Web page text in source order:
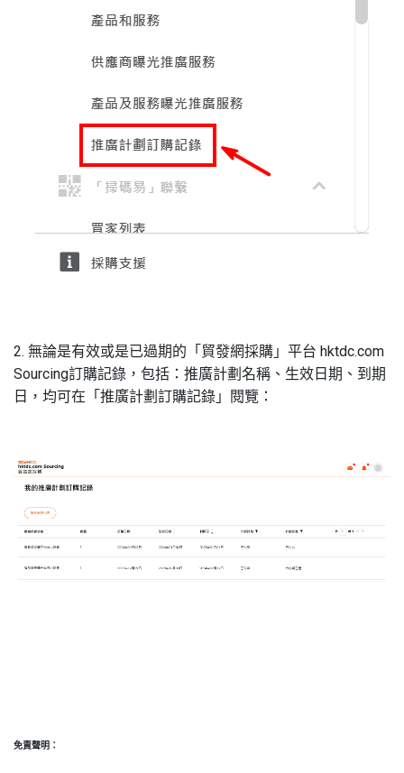
2. 無論是有效或是已過期的「貿發網採購」平台 hktdc.com
Sourcing訂購記錄，包括：推廣計劃名稱、生效日期、到期
日，均可在「推廣計劃訂購記錄」閱覽：
免責聲明：